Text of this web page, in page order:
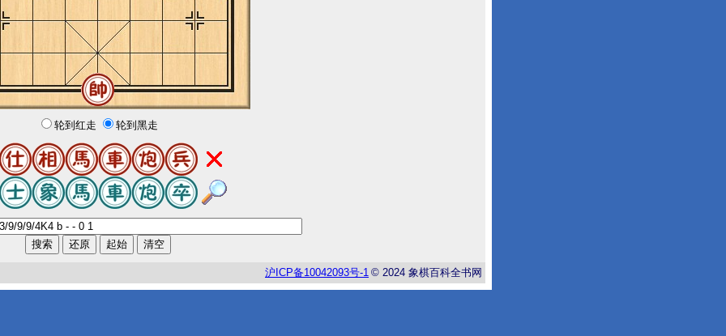
轮到红走 轮到黑走
沪 ICP备10042093号-1 © 2024 象棋百科全书网